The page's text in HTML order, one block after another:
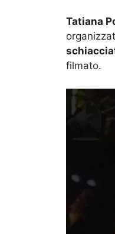
Tatiana
filmato.